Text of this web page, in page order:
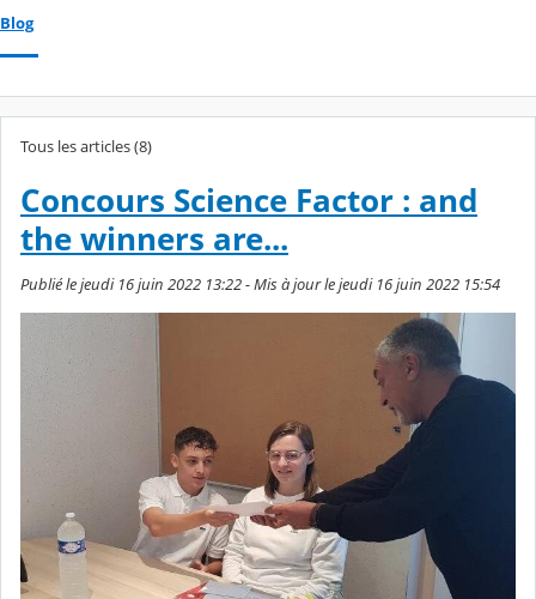
Blog
Tous les articles (8)
Concours Science Factor : and
the winners are...
Publié le jeudi 16 juin 2022 13:22 - Mis à jour le jeudi 16 juin 2022 15:54